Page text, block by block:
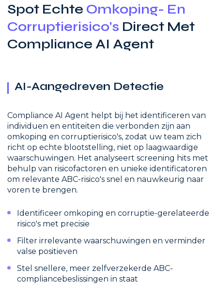
Spot Echte Omkoping- En
Corruptierisico's Direct Met
Compliance AI Agent
AI-Aangedreven Detectie
Compliance AI Agent helpt bij het identificeren van
individuen en entiteiten die verbonden zijn aan
omkoping en corruptierisico's, zodat uw team zich
richt op echte blootstelling, niet op laagwaardige
waarschuwingen. Het analyseert screening hits met
behulp van risicofactoren en unieke identificatoren
om relevante ABC-risico's snel en nauwkeurig naar
voren te brengen.
Identificeer omkoping en corruptie-gerelateerde
risico's met precisie
Filter irrelevante waarschuwingen en verminder
valse positieven
Stel snellere, meer zelfverzekerde ABC-
compliancebeslissingen in staat